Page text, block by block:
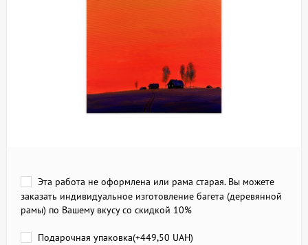
Эта работа не оформлена или рама старая. Вы можете
заказать индивидуальное изготовление багета (деревянной
рамы) по Вашему вкусу со скидкой 10%
Подарочная упаковка(+449,50 UAH)